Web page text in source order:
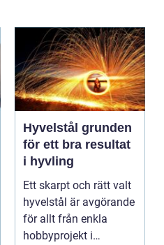
Hyvelstål grunden
för ett bra resultat
i hyvling
Ett skarpt och rätt valt
hyvelstål är avgörande
för allt från enkla
hobbyprojekt i